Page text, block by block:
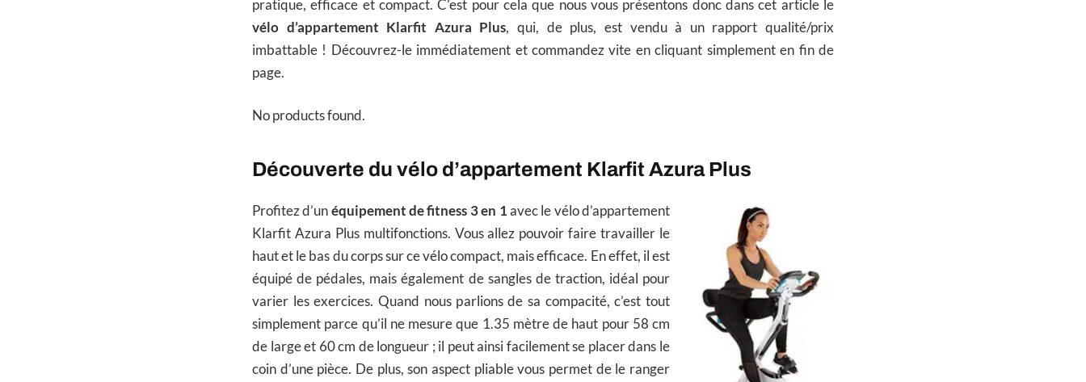
pratique, efficace et compact. C’est pour cela que nous vous présentons donc dans cet article le
vélo d’appartement Klarfit Azura Plus, qui, de plus, est vendu à un rapport qualité/prix
imbattable ! Découvrez-le immédiatement et commandez vite en cliquant simplement en fin de
page.
No products found.
Découverte du vélo d’appartement Klarfit Azura Plus
Profitez d’un équipement de fitness 3 en 1 avec le vélo d’appartement
Klarfit Azura Plus multifonctions. Vous allez pouvoir faire travailler le
haut et le bas du corps sur ce vélo compact, mais efficace. En effet, il est
équipé de pédales, mais également de sangles de traction, idéal pour
varier les exercices. Quand nous parlions de sa compacité, c’est tout
simplement parce qu’il ne mesure que 1.35 mètre de haut pour 58 cm
de large et 60 cm de longueur ; il peut ainsi facilement se placer dans le
coin d’une pièce. De plus, son aspect pliable vous permet de le ranger